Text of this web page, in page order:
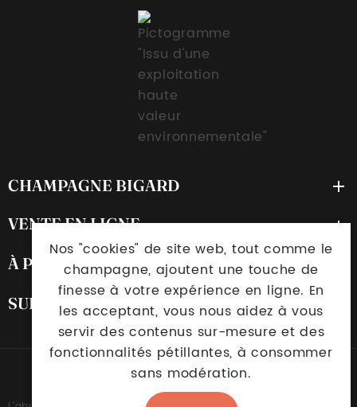
CHAMPAGNE BIGARD 
VENTE EN LIGNE 
À PROPOS DE NOUS
SUIVEZ-NOUS
Nos "cookies" de site web, tout comme le
champagne, ajoutent une touche de
finesse à votre expérience en ligne. En
les acceptant, vous nous aidez à vous
servir des contenus sur-mesure et des
fonctionnalités pétillantes, à consommer
sans modération.
Taktik © 2026 -Mentions légales